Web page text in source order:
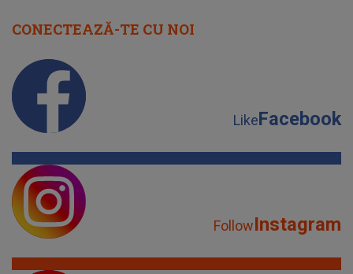
CONECTEAZĂ-TE CU NOI
LikeFacebook
FollowInstagram